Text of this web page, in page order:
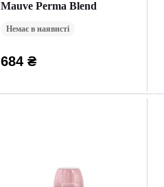
Mauve Perma Blend
Немає в наявнсті
684 ₴